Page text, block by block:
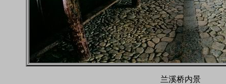
兰溪桥内景